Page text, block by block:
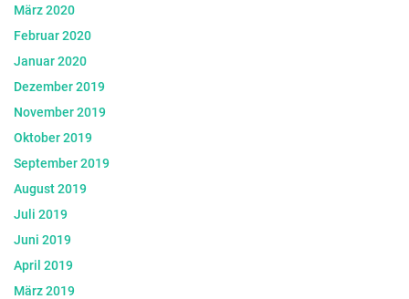
März 2020
Februar 2020
Januar 2020
Dezember 2019
November 2019
Oktober 2019
September 2019
August 2019
Juli 2019
Juni 2019
April 2019
März 2019